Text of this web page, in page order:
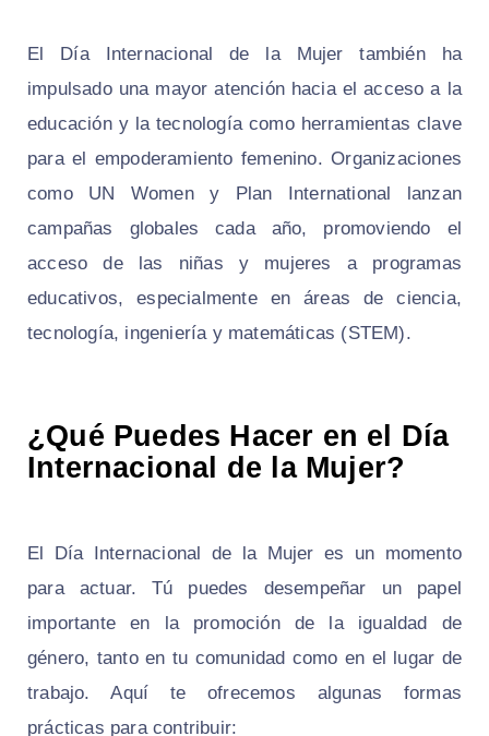
El Día Internacional de la Mujer también ha
impulsado una mayor atención hacia el acceso a la
educación y la tecnología como herramientas clave
para el empoderamiento femenino. Organizaciones
como UN Women y Plan International lanzan
campañas globales cada año, promoviendo el
acceso de las niñas y mujeres a programas
educativos, especialmente en áreas de ciencia,
tecnología, ingeniería y matemáticas (STEM).
¿Qué Puedes Hacer en el Día
Internacional de la Mujer?
El Día Internacional de la Mujer es un momento
para actuar. Tú puedes desempeñar un papel
importante en la promoción de la igualdad de
género, tanto en tu comunidad como en el lugar de
trabajo. Aquí te ofrecemos algunas formas
prácticas para contribuir: